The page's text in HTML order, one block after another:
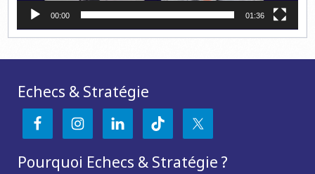
00:00 01:36
Echecs & Stratégie
Pourquoi Echecs & Stratégie ?